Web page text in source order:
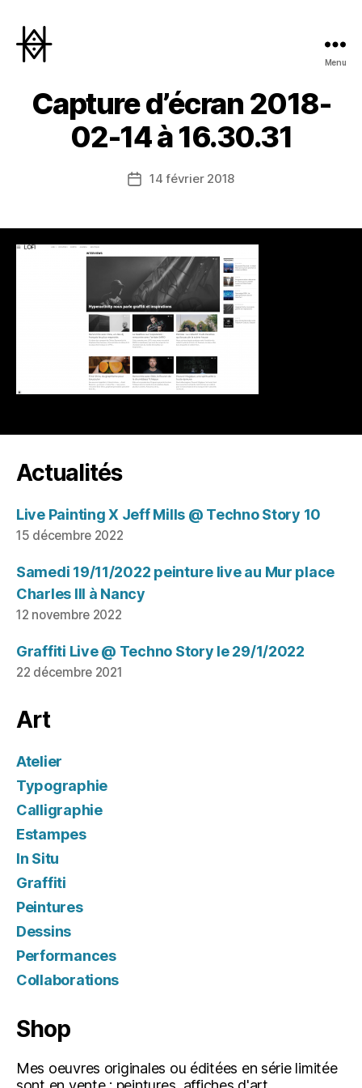
Menu
Capture d’écran 2018-
02-14 à 16.30.31
Date14 février 2018
Actualités
Live Painting X Jeff Mills @ Techno Story 10
15 décembre 2022
Samedi 19/11/2022 peinture live au Mur place
Charles III à Nancy
12 novembre 2022
Graffiti Live @ Techno Story le 29/1/2022
22 décembre 2021
Art
Atelier
Typographie
Calligraphie
Estampes
In Situ
Graffiti
Peintures
Dessins
Performances
Collaborations
Shop
Mes oeuvres originales ou éditées en série limitée